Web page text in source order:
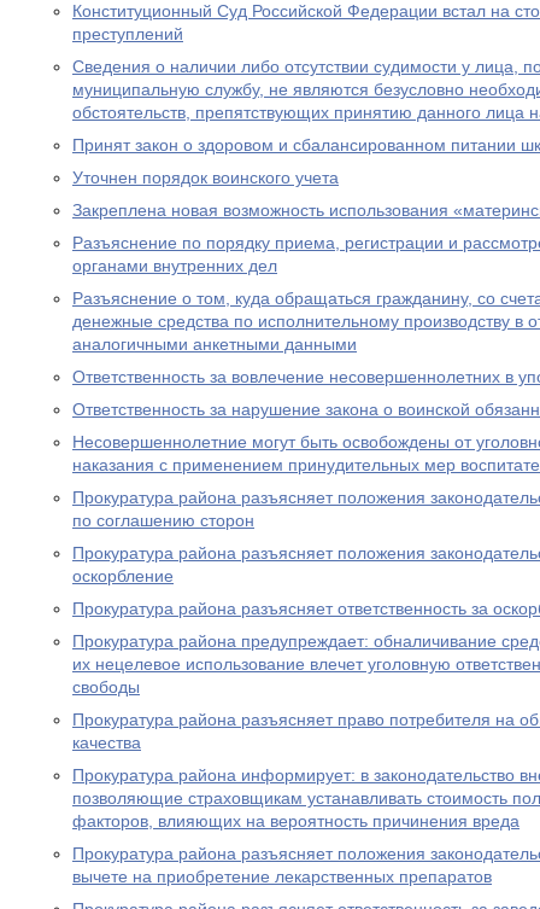
Конституционный Суд Российской Федерации встал на
преступлений
Сведения о наличии либо отсутствии судимости у лица,
муниципальную службу, не являются безусловно
обстоятельств, препятствующих принятию данного лица
Принят закон о здоровом и сбалансированном питании
Уточнен порядок воинского учета
Закреплена новая возможность использования
Разъяснение по порядку приема, регистрации и
органами внутренних дел
Разъяснение о том, куда обращаться гражданину, со
денежные средства по исполнительному производству в
аналогичными анкетными данными
Ответственность за вовлечение несовершеннолетних в
Ответственность за нарушение закона о воинской
Несовершеннолетние могут быть освобождены от
наказания с применением принудительных мер
Прокуратура района разъясняет положения
по соглашению сторон
Прокуратура района разъясняет положения
оскорбление
Прокуратура района разъясняет ответственность за
Прокуратура района предупреждает: обналичивание
их нецелевое использование влечет уголовную
свободы
Прокуратура района разъясняет право потребителя на
качества
Прокуратура района информирует: в законодательство
позволяющие страховщикам устанавливать стоимость
факторов, влияющих на вероятность причинения вреда
Прокуратура района разъясняет положения
вычете на приобретение лекарственных препаратов